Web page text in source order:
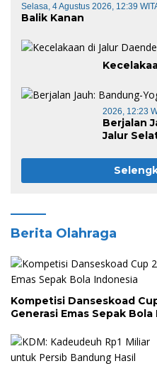
Selasa, 4 Agustus 2026, 12:39
Balik Kanan
2026, 12:23
Berjalan
Jalur
Berita Olahraga
Kompetisi Danseskoad
Generasi Emas Sepak